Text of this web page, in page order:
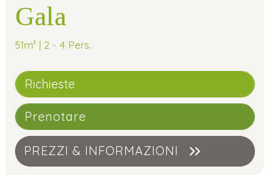
Gala
51m² | 2 - 4 Pers.
Richieste
Prenotare
PREZZI & INFORMAZIONI